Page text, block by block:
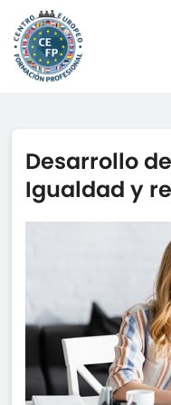
Desarrollo
Igualdad y